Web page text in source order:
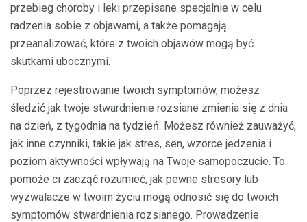
przebieg choroby i leki przepisane specjalnie w celu
radzenia sobie z objawami, a także pomagają
przeanalizować, które z twoich objawów mogą być
skutkami ubocznymi.
Poprzez rejestrowanie twoich symptomów, możesz
śledzić jak twoje stwardnienie rozsiane zmienia się z dnia
na dzień, z tygodnia na tydzień. Możesz również zauważyć,
jak inne czynniki, takie jak stres, sen, wzorce jedzenia i
poziom aktywności wpływają na Twoje samopoczucie. To
pomoże ci zacząć rozumieć, jak pewne stresory lub
wyzwalacze w twoim życiu mogą odnosić się do twoich
symptomów stwardnienia rozsianego. Prowadzenie